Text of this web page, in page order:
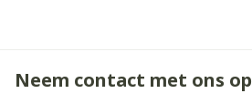
Neem contact met ons op